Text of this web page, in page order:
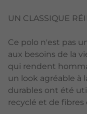
UN CLASSIQUE
Ce polo n'est pas
aux besoins de la
qui rendent
un look agréable à
durables ont été
recyclé et de